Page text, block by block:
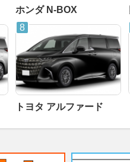
ホンダ N-BOX
トヨタ アルファード